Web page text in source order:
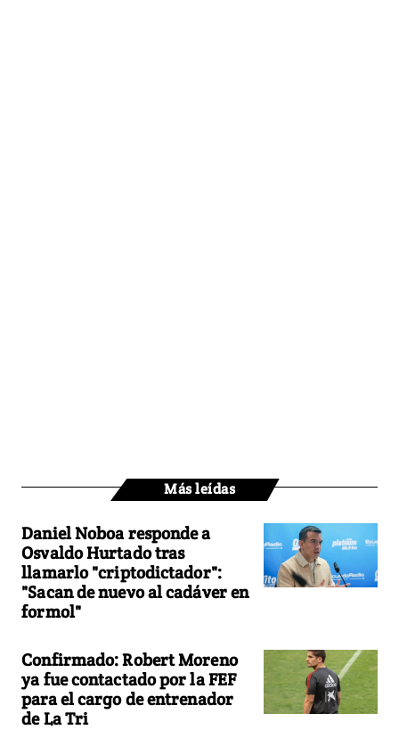
Más leídas
Daniel Noboa responde a
Osvaldo Hurtado tras
llamarlo "criptodictador":
"Sacan de nuevo al cadáver en
formol"
Confirmado: Robert Moreno
ya fue contactado por la FEF
para el cargo de entrenador
de La Tri